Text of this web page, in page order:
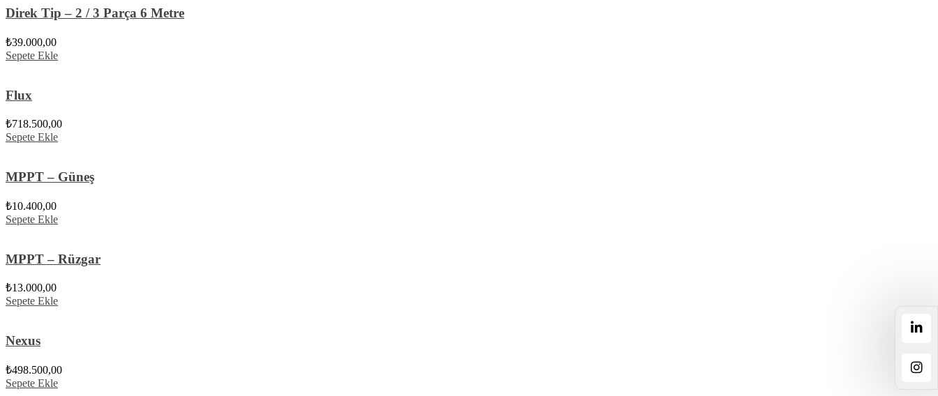
Direk Tip – 2 / 3 Parça 6 Metre
₺39.000,00
Sepete Ekle
Flux
₺718.500,00
Sepete Ekle
MPPT – Güneş
₺10.400,00
Sepete Ekle
MPPT – Rüzgar
₺13.000,00
Sepete Ekle
Nexus
₺498.500,00
Sepete Ekle